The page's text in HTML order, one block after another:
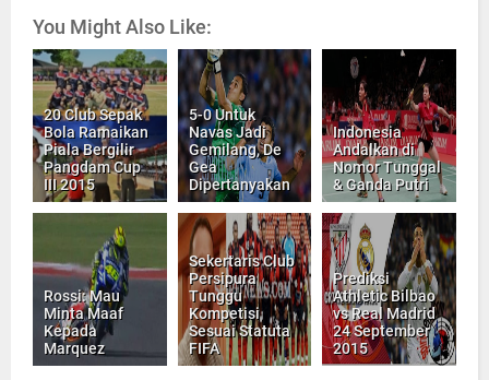
You Might Also Like:
20 Club Sepak
Bola Ramaikan
Piala Bergilir
Pangdam Cup
III 2015
5-0 Untuk
Navas Jadi
Gemilang, De
Gea
Dipertanyakan
Indonesia
Andalkan di
Nomor Tunggal
& Ganda Putri
Rossi: Mau
Minta Maaf
Kepada
Marquez
Sekertaris Club
Persipura
Tunggu
Kompetisi
Sesuai Statuta
FIFA
Prediksi
Athletic Bilbao
vs Real Madrid
24 September
2015